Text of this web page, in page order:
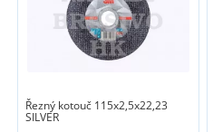
Řezný kotouč 115x2,5x22,23
SILVER